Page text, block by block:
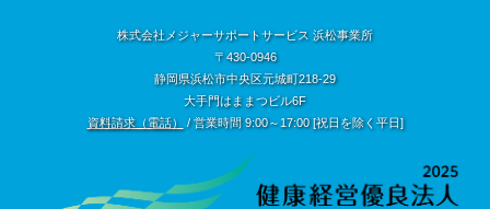
株式会社メジャーサポートサービス 浜松事業所
〒430-0946
静岡県浜松市中央区元城町218-29
大手門はままつビル6F
資料請求（電話）
/ 営業時間 9:00～17:00 [祝日を除く平日]